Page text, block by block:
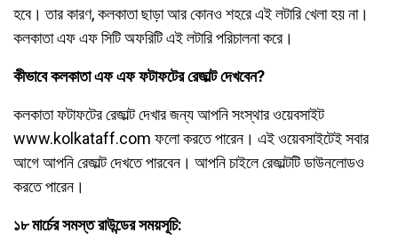
হবে। তার কারণ, কলকাতা ছাড়া আর কোনও শহরে এই লটারি খেলা হয় না।
কলকাতা এফ এফ সিটি অফরিটি এই লটারি পরিচালনা করে।
কীভাবে কলকাতা এফ এফ ফটাফটের রেজাল্ট দেখবেন?
কলকাতা ফটাফটের রেজাল্ট দেখার জন্য আপনি সংস্থার ওয়েবসাইট
www.kolkataff.com ফলো করতে পারেন। এই ওয়েবসাইটেই সবার
আগে আপনি রেজাল্ট দেখতে পারবেন। আপনি চাইলে রেজাল্টটি ডাউনলোডও
করতে পারেন।
১৮ মার্চের সমস্ত রাউন্ডের সময়সূচি: